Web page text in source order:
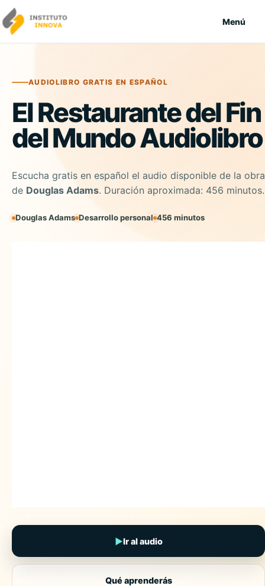
Saltar al contenido
Menú
AUDIOLIBRO GRATIS EN ESPAÑOL
El Restaurante del Fin
del Mundo Audiolibro
Escucha gratis en español el audio disponible de la obra
de Douglas Adams. Duración aproximada: 456 minutos.
Douglas Adams Desarrollo personal 456 minutos
▶Ir al audio
Qué aprenderás